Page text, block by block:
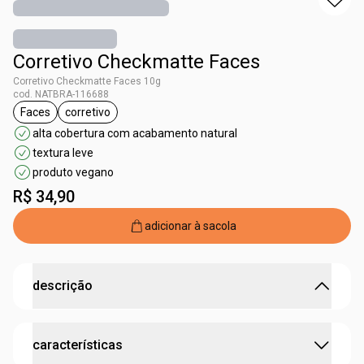
Corretivo Checkmatte Faces
Corretivo Checkmatte Faces 10g
cod. NATBRA-116688
etiqueta Faces
Faces
etiqueta corretivo
corretivo
alta cobertura com acabamento natural
textura leve
produto vegano
R$ 34,90
adicionar à sacola
descrição
O corretivo Checkmatte Faces traz 12 cores
características